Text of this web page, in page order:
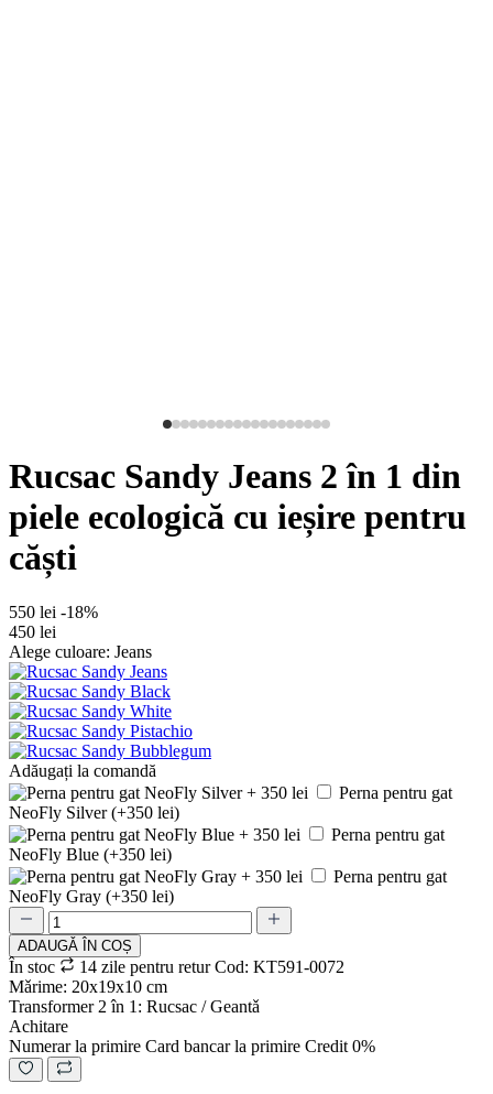
Rucsac Sandy Jeans 2 în 1 din
piele ecologică cu ieșire pentru
căști
550 lei -18%
450 lei
Alege culoare: Jeans
Adăugați la comandă
Perna pentru gat
NeoFly Silver (+350 lei)
Perna pentru gat
NeoFly Blue (+350 lei)
Perna pentru gat
NeoFly Gray (+350 lei)
ADAUGǍ ÎN COȘ
În stoc 14 zile pentru returCod: KT591-0072
Mǎrime: 20х19х10 cm
Transformer 2 în 1: Rucsac / Geantǎ
Achitare
Numerar la primire Card bancar la primire Credit 0%